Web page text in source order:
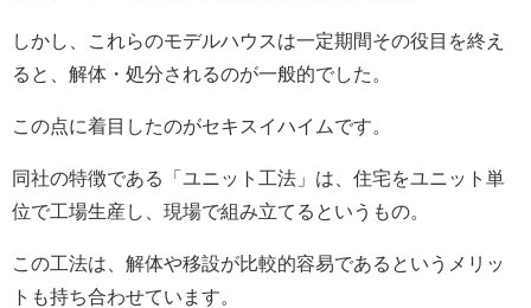
しかし、これらのモデルハウスは一定期間その役目を終え
ると、解体・処分されるのが一般的でした。
この点に着目したのがセキスイハイムです。
同社の特徴である「ユニット工法」は、住宅をユニット単
位で工場生産し、現場で組み立てるというもの。
この工法は、解体や移設が比較的容易であるというメリッ
トも持ち合わせています。